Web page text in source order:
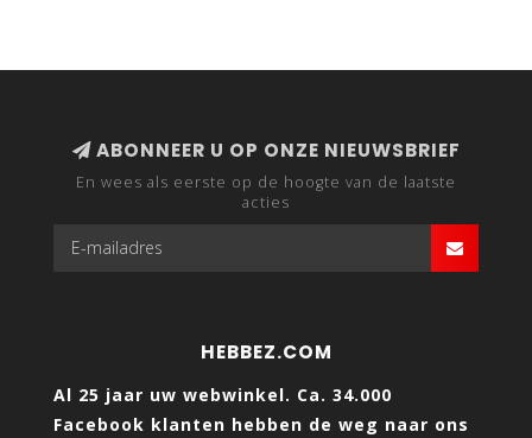
ABONNEER U OP ONZE NIEUWSBRIEF
En wees als eerste op de hoogte van de laatste
acties
HEBBEZ.COM
Al 25 jaar uw webwinkel. Ca. 34.000
Facebook klanten hebben de weg naar ons